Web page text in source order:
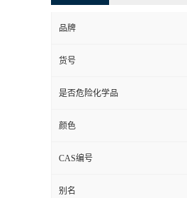
品牌
货号
是否危险化学品
颜色
CAS编号
别名